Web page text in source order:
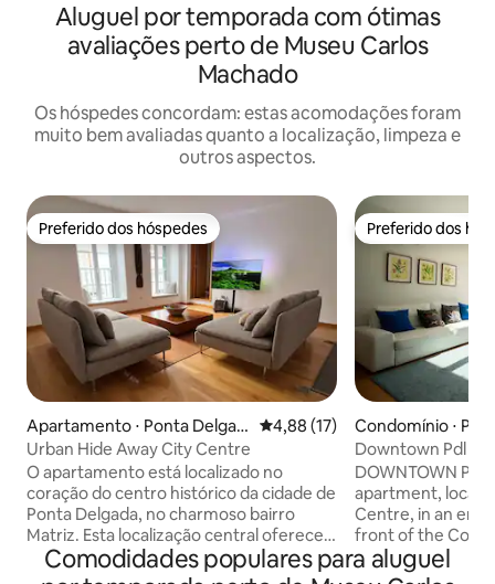
Aluguel por temporada com ótimas
avaliações perto de Museu Carlos
Machado
Os hóspedes concordam: estas acomodações foram
muito bem avaliadas quanto a localização, limpeza e
outros aspectos.
Preferido dos hóspedes
Preferido dos hóspedes
Apartamento ⋅ Ponta Delgad
a
4,88 de uma avaliação média
4,88 (17)
Urban Hide Away City Centre
O apartamento está localizado no
coração do centro histórico da cidade de
Ponta Delgada, no charmoso bairro
Matriz. Esta localização central oferece a
base perfeita para explorar a cidade e a
ilha, com muitos restaurantes, bares e
Preferido dos
Preferido dos
Condomínio ⋅
a
Downtown Pdl 2
DOWNTOWN
apartment,
Centre, in an
front of the
monastery, with
architecture
Comodidades populares para aluguel